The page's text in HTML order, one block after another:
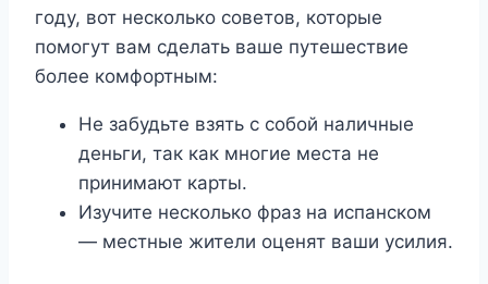
году, вот несколько советов, которые
помогут вам сделать ваше путешествие
более комфортным:
Не забудьте взять с собой наличные
деньги, так как многие места не
принимают карты.
Изучите несколько фраз на испанском
— местные жители оценят ваши усилия.